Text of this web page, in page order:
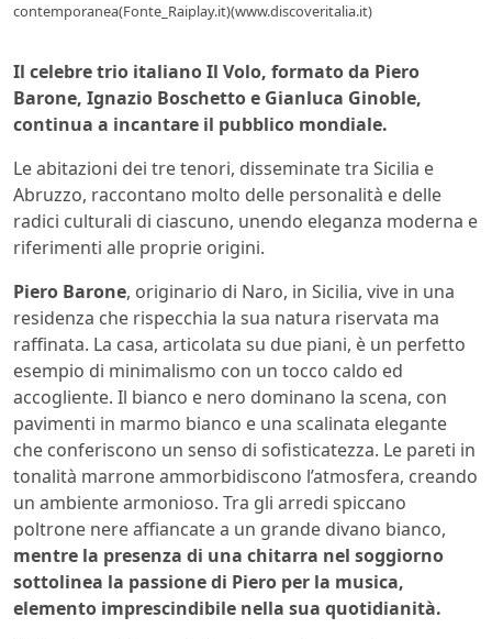
contemporanea(Fonte_Raiplay.it)(www.discoveritalia.it)
Il celebre trio italiano Il Volo, formato da Piero
Barone, Ignazio Boschetto e Gianluca Ginoble,
continua a incantare il pubblico mondiale.
Le abitazioni dei tre tenori, disseminate tra Sicilia e
Abruzzo, raccontano molto delle personalità e delle
radici culturali di ciascuno, unendo eleganza moderna e
riferimenti alle proprie origini.
Piero Barone, originario di Naro, in Sicilia, vive in una
residenza che rispecchia la sua natura riservata ma
raffinata. La casa, articolata su due piani, è un perfetto
esempio di minimalismo con un tocco caldo ed
accogliente. Il bianco e nero dominano la scena, con
pavimenti in marmo bianco e una scalinata elegante
che conferiscono un senso di sofisticatezza. Le pareti in
tonalità marrone ammorbidiscono l’atmosfera, creando
un ambiente armonioso. Tra gli arredi spiccano
poltrone nere affiancate a un grande divano bianco,
mentre la presenza di una chitarra nel soggiorno
sottolinea la passione di Piero per la musica,
elemento imprescindibile nella sua quotidianità.